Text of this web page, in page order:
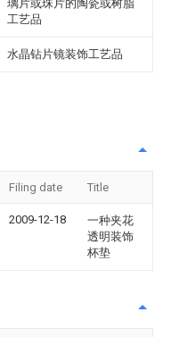
璃片或珠片的陶瓷或树脂
工艺品
水晶钻片镜装饰工艺品
Filing date Title
2009-12-18
一种夹花
透明装饰
杯垫